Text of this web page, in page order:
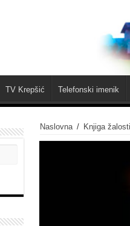
TV Krepšić Telefonski imenik
Naslovna / Knjiga žalosti